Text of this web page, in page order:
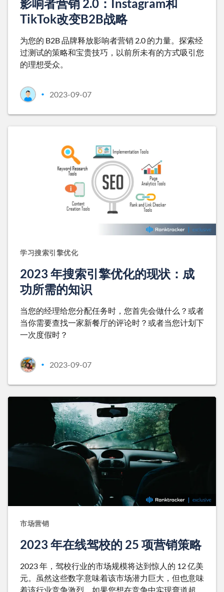
影响者营销 2.0：Instagram和
TikTok改变B2B战略
为您的 B2B 品牌释放影响者营销 2.0 的力量。探索经
过测试的策略和宝贵技巧，以前所未有的方式吸引您
的理想受众。
• 2023-09-07
学习搜索引擎优化
2023 年搜索引擎优化的现状：成
功所需的知识
当您的经理给您分配任务时，您首先会做什么？或者
当你需要查找一家新餐厅的评论时？或者当您计划下
一次度假时？
• 2023-09-07
市场营销
2023 年在线驾校的 25 项营销策略
2023 年，驾校行业的市场规模将达到惊人的 12 亿美
元。虽然这些数字意味着该市场潜力巨大，但也意味
着该行业竞争激烈，如果您想在竞争中实现弯道超